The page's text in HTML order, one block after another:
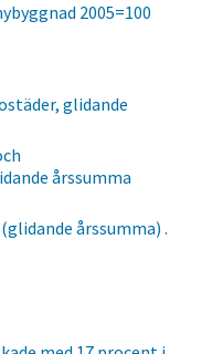
2005=100
glidande
årssumma
årssumma) .